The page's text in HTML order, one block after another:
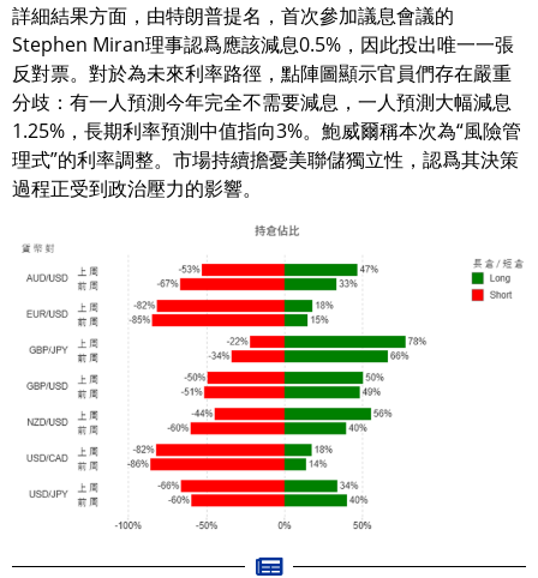
詳細結果方面，由特朗普提名，首次參加議息會議的
Stephen Miran理事認爲應該減息0.5%，因此投出唯一一張
反對票。對於為未來利率路徑，點陣圖顯示官員們存在嚴重
分歧：有一人預測今年完全不需要減息，一人預測大幅減息
1.25%，長期利率預測中值指向3%。鮑威爾稱本次為“風險管
理式”的利率調整。市場持續擔憂美聯儲獨立性，認爲其決策
過程正受到政治壓力的影響。